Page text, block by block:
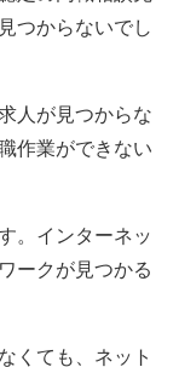
つからないでし
人が見つからな
作業ができない
。インターネッ
ークが見つかる
くても、ネット